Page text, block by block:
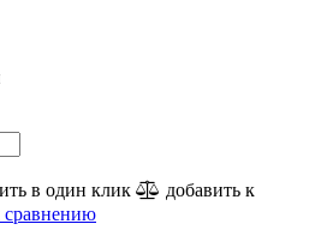
в один клик
добавить к
сравнению